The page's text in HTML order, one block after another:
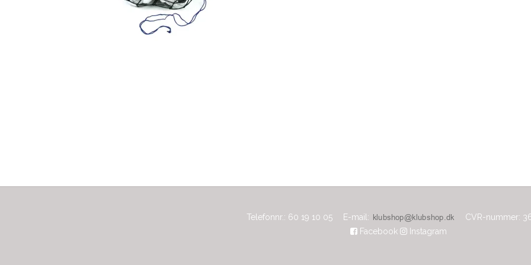
Telefonnr.: 60 19 10 05 E-mail : CVR-nummer:
Facebook
Instagram